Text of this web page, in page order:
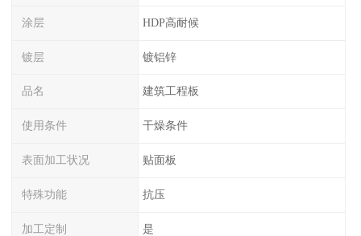
涂层 HDP高耐候
镀层 镀铝锌
品名 建筑工程板
使用条件 干燥条件
表面加工状况 贴面板
特殊功能 抗压
加工定制 是